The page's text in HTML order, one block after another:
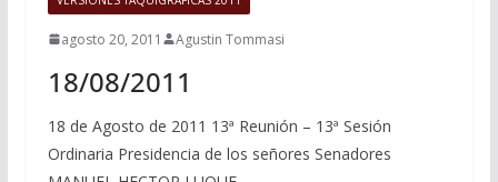
agosto 20, 2011 Agustin Tommasi
18/08/2011
18 de Agosto de 2011 13ª Reunión – 13ª Sesión
Ordinaria Presidencia de los señores Senadores